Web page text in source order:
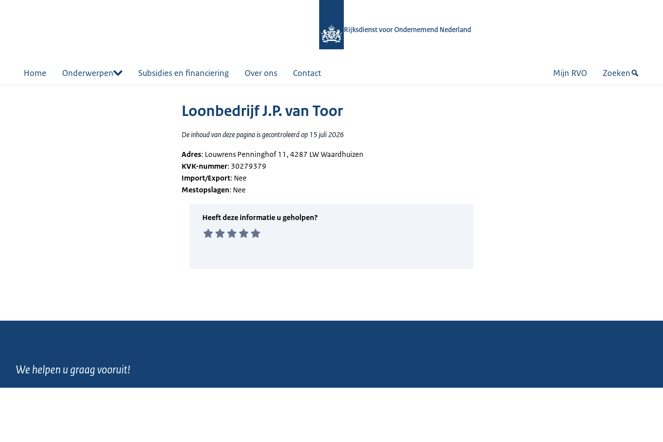
Rijksdienst voor Ondernemend Nederland
Home Onderwerpen Subsidies en financiering Over ons Contact Mijn RVO Zoeken
Loonbedrijf J.P. van Toor
De inhoud van deze pagina is gecontroleerd op 15 juli 2026
Adres: Louwrens Penninghof 11, 4287 LW Waardhuizen
KVK-nummer: 30279379
Import/Export: Nee
Mestopslagen: Nee
We helpen u graag vooruit!